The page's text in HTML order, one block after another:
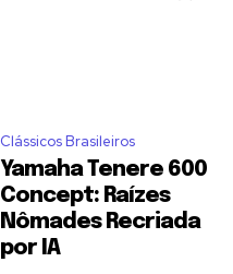
Clássicos Brasileiros
Yamaha Tenere 600
Concept: Raízes
Nômades Recriada
por IA